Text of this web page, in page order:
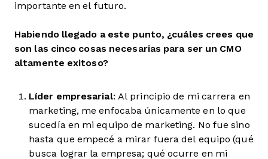
importante en el futuro.
Habiendo llegado a este punto, ¿cuáles crees que
son las cinco cosas necesarias para ser un CMO
altamente exitoso?
Líder empresarial: Al principio de mi carrera en
marketing, me enfocaba únicamente en lo que
sucedía en mi equipo de marketing. No fue sino
hasta que empecé a mirar fuera del equipo (qué
busca lograr la empresa; qué ocurre en mi